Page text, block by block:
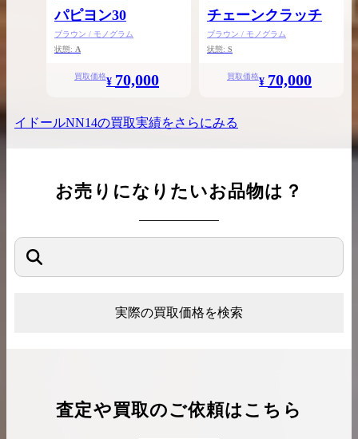
パピヨン30
ブラウン / モノグラム
状態: A
買取価格¥ 70,000
チェーンクラッチ
ブラウン / モノグラム
状態: S
買取価格¥ 70,000
イドールNN14の買取実績をさらにみる
お売りになりたいお品物は？
実際の買取価格を検索
査定や買取のご依頼はこちら